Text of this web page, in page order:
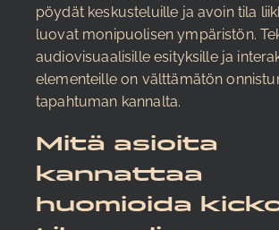
pöydät keskusteluille ja avoin tila
luovat monipuolisen ympäristön.
audiovisuaalisille esityksille ja
elementeille on välttämätön
tapahtuman kannalta.
Mitä asioita
kannattaa
huomioida